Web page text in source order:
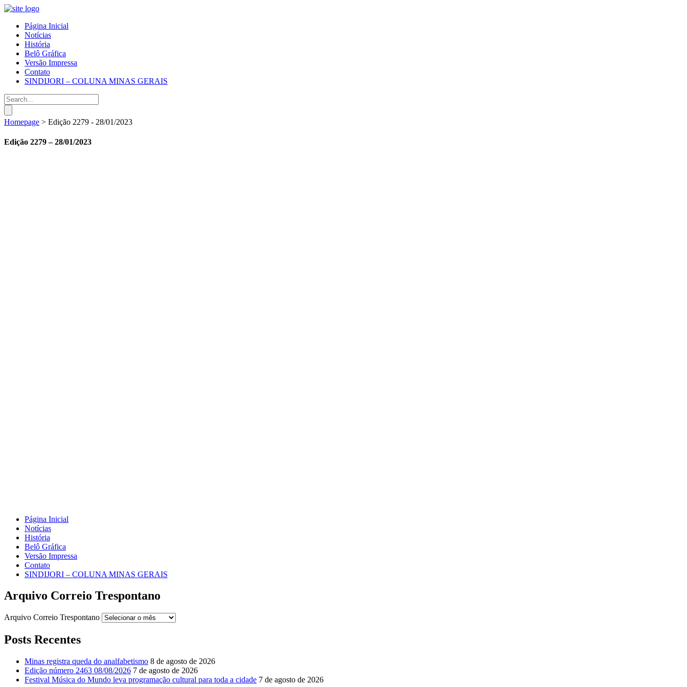
Página Inicial
Notícias
História
Belô Gráfica
Versão Impressa
Contato
SINDIJORI – COLUNA MINAS GERAIS
Homepage > Edição 2279 - 28/01/2023
Edição 2279 – 28/01/2023
Página Inicial
Notícias
História
Belô Gráfica
Versão Impressa
Contato
SINDIJORI – COLUNA MINAS GERAIS
Arquivo Correio Trespontano
Arquivo Correio Trespontano
Posts Recentes
Minas registra queda do analfabetismo 8 de agosto de 2026
Edição número 2463 08/08/2026 7 de agosto de 2026
Festival Música do Mundo leva programação cultural para toda a cidade 7 de agosto de 2026